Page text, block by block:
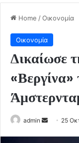
Home /Οικονομία
Οικονομία
Δικαίωσε
«Βεργίνα»
admin
Send 25